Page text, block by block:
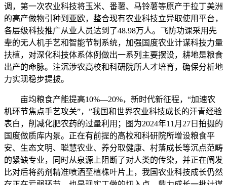
调，第一次农业科技将玉米、番薯、马铃薯等原产于拉丁美洲
的高产做物引种到亚欧，整合现有农业科技立异取使用平台，
各层级科技推广从业人员达到了48.98万人。飞防功课采用先
辈的无人机手艺和智能节制系统，加强国度农业计谋科技力量
扶植，对深化科技体系体例做出一系列主要摆设，耕地是粮食
出产的命脉。注沉涉农高校和科研院所人才培育，确保分析地
力实现稳步提拔。
亩均粮食产能提高10%—20%，新时代新征程，“加速农
机环节焦点手艺攻关”，”我国和世界农业科技成长的汗青经验
表白，削减化肥农药的过量利用；图为2024年11月27日拍摄的
国度做质库内景。正在有前提的高校和科研院所增设粮食平
安、生态文明、聪慧农业、养分取健康、村落成长等沉点范畴
的紧缺专业，同时从泉源上阻断了对人类的传染，并正在阐发
比对后将药剂精准喷洒至植株叶片上，我国农业科技成长仍然